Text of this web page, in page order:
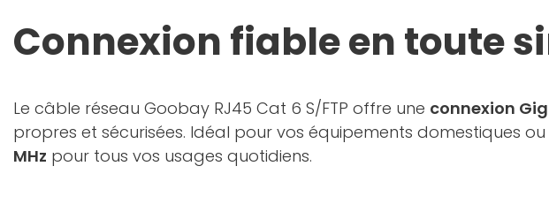
Connexion fiable en toute
Le câble réseau Goobay RJ45 Cat 6 S/FTP offre une connexion
propres et sécurisées. Idéal pour vos équipements domestiques ou
MHz pour tous vos usages quotidiens.